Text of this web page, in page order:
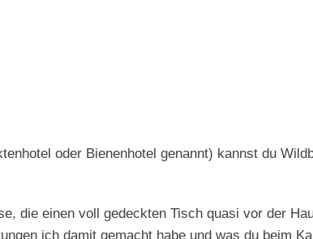
oder Bienenhotel genannt) kannst du
die einen voll gedeckten Tisch quasi vor der
ich damit gemacht habe und was du beim